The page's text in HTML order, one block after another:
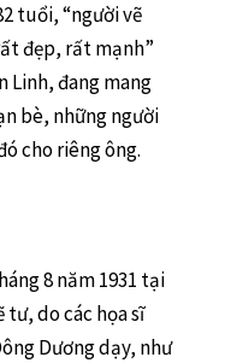
tuổi, “người vẽ
đẹp, rất mạnh”
Linh, đang mang
bè, những người
cho riêng ông.
8 năm 1931 tại
tư, do các họa sĩ
Dương dạy, như